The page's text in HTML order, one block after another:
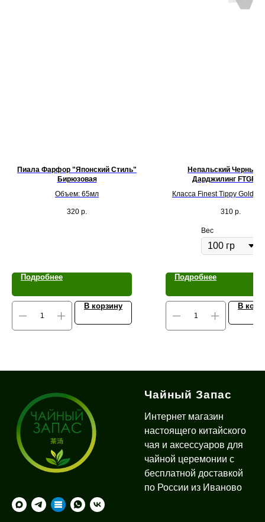
Пиала Фарфор "Японский Стиль"
Бирюзовая
Объем: 65мл
320 р.
Подробнее
В корзину
Непальский Черный
Дарджилинг
Класса Finest Tippy Golden
310 р.
Вес
Подробнее
В
Чайный Запас
Интернет магазин
настоящего китайского
чая и аксессуаров для
чайной церемонии с
бесплатной доставкой
по России из Иваново